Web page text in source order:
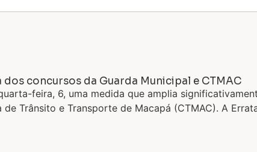
concursos da Guarda Municipal e CTMAC
feira, 6, uma medida que amplia
Trânsito e Transporte de Macapá (CTMAC). A